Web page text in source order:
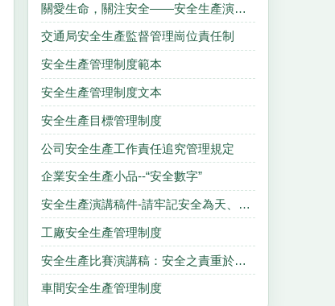
關愛生命，關注安全——安全生產演講稿
交通局安全生產監督管理崗位責任制
安全生產管理制度範本
安全生產管理制度文本
安全生產目標管理制度
公司安全生產工作責任追究管理規定
企業安全生產小品--“安全數字”
安全生產演講稿件-請牢記安全為天、生命至尊
工廠安全生產管理制度
安全生產比賽演講稿：安全之責重於泰山
車間安全生產管理制度